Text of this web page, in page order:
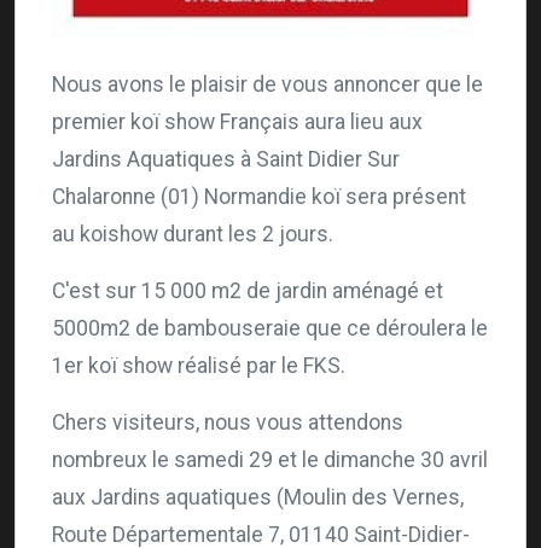
Nous avons le plaisir de vous annoncer que le
premier koï show Français aura lieu aux
Jardins Aquatiques à Saint Didier Sur
Chalaronne (01) Normandie koï sera présent
au koishow durant les 2 jours.
C'est sur 15 000 m2 de jardin aménagé et
5000m2 de bambouseraie que ce déroulera le
1er koï show réalisé par le FKS.
Chers visiteurs, nous vous attendons
nombreux le samedi 29 et le dimanche 30 avril
aux Jardins aquatiques (Moulin des Vernes,
Route Départementale 7, 01140 Saint-Didier-